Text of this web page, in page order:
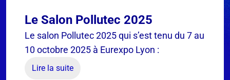
Le Salon Pollutec 2025
Le salon Pollutec 2025 qui s’est tenu du 7 au
10 octobre 2025 à Eurexpo Lyon :
Lire la suite